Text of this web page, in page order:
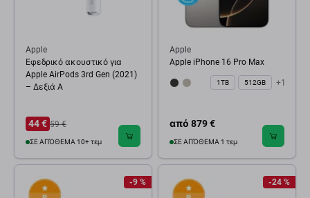
Apple
Εφεδρικό ακουστικό για
Apple AirPods 3rd Gen (2021)
– Δεξιά A
44 € 59 €
ΣΕ ΑΠΌΘΕΜΑ 10+ τεμ
Apple
Apple iPhone 16 Pro Max
1TB 512GB +1
από 879 €
ΣΕ ΑΠΌΘΕΜΑ 1 τεμ
-9 % -24 %